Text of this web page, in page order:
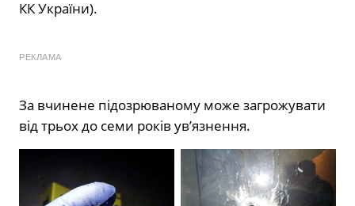
КК України).
РЕКЛАМА
За вчинене підозрюваному може загрожувати
від трьох до семи років ув’язнення.